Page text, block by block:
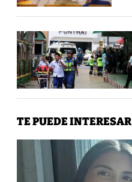
TE PUEDE INTERESAR